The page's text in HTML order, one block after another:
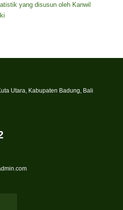
yang disusun oleh Kanwil
Utara, Kabupaten Badung, Bali